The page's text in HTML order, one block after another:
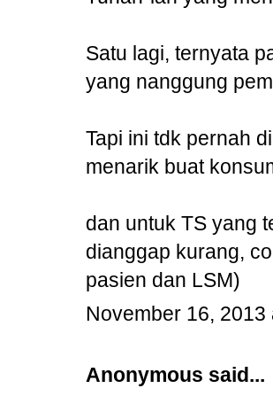
Satu lagi, ternyata
yang nanggung
Tapi ini tdk pernah
menarik buat
dan untuk TS yang
dianggap kurang,
pasien dan LSM)
November 16, 2013
Anonymous said...